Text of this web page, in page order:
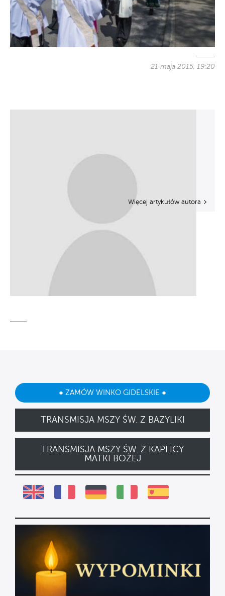
21 maja 2015, 19:20
Więcej artykułów autora
● ZAMÓW WINKO GIDELSKIE ●
TRANSMISJA MSZY ŚW. Z BAZYLIKI
TRANSMISJA MSZY ŚW. Z KAPLICY
MATKI BOŻEJ